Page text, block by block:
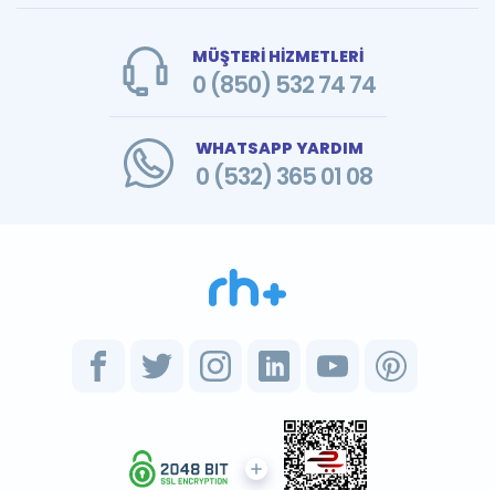
MÜŞTERİ HİZMETLERİ
0 (850) 532 74 74
WHATSAPP YARDIM
0 (532) 365 01 08